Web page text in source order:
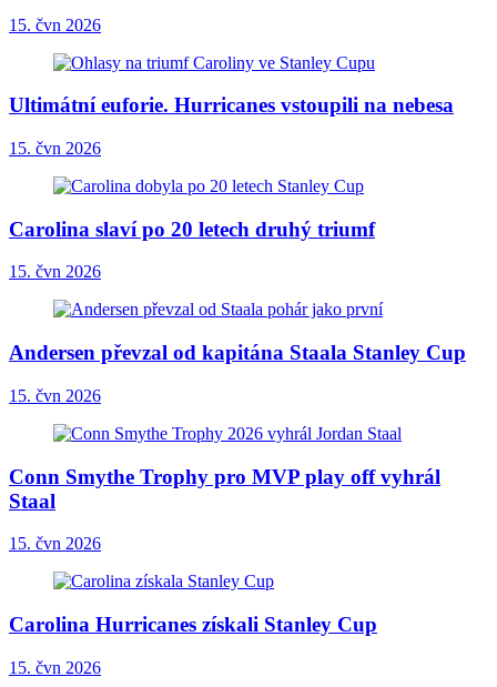
15. čvn 2026
Ultimátní euforie. Hurricanes vstoupili na nebesa
15. čvn 2026
Carolina slaví po 20 letech druhý triumf
15. čvn 2026
Andersen převzal od kapitána Staala Stanley Cup
15. čvn 2026
Conn Smythe Trophy pro MVP play off vyhrál
Staal
15. čvn 2026
Carolina Hurricanes získali Stanley Cup
15. čvn 2026